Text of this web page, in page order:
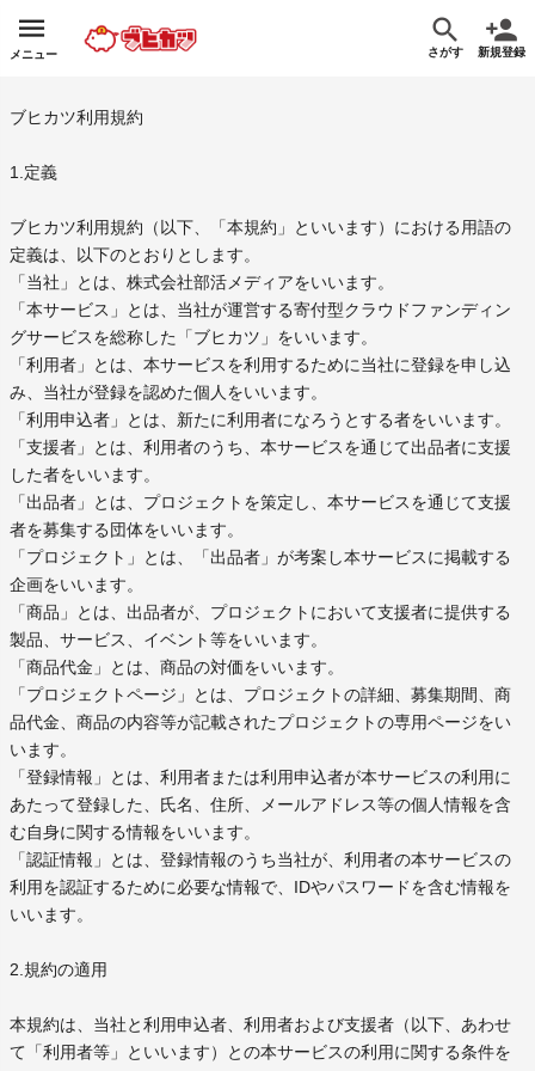
メニュー さがす 新規登録
ブヒカツ利用規約
1.定義
ブヒカツ利用規約（以下、「本規約」といいます）における用語の
定義は、以下のとおりとします。
「当社」とは、株式会社部活メディアをいいます。
「本サービス」とは、当社が運営する寄付型クラウドファンディン
グサービスを総称した「ブヒカツ」をいいます。
「利用者」とは、本サービスを利用するために当社に登録を申し込
み、当社が登録を認めた個人をいいます。
「利用申込者」とは、新たに利用者になろうとする者をいいます。
「支援者」とは、利用者のうち、本サービスを通じて出品者に支援
した者をいいます。
「出品者」とは、プロジェクトを策定し、本サービスを通じて支援
者を募集する団体をいいます。
「プロジェクト」とは、「出品者」が考案し本サービスに掲載する
企画をいいます。
「商品」とは、出品者が、プロジェクトにおいて支援者に提供する
製品、サービス、イベント等をいいます。
「商品代金」とは、商品の対価をいいます。
「プロジェクトページ」とは、プロジェクトの詳細、募集期間、商
品代金、商品の内容等が記載されたプロジェクトの専用ページをい
います。
「登録情報」とは、利用者または利用申込者が本サービスの利用に
あたって登録した、氏名、住所、メールアドレス等の個人情報を含
む自身に関する情報をいいます。
「認証情報」とは、登録情報のうち当社が、利用者の本サービスの
利用を認証するために必要な情報で、IDやパスワードを含む情報を
いいます。
2.規約の適用
本規約は、当社と利用申込者、利用者および支援者（以下、あわせ
て「利用者等」といいます）との本サービスの利用に関する条件を